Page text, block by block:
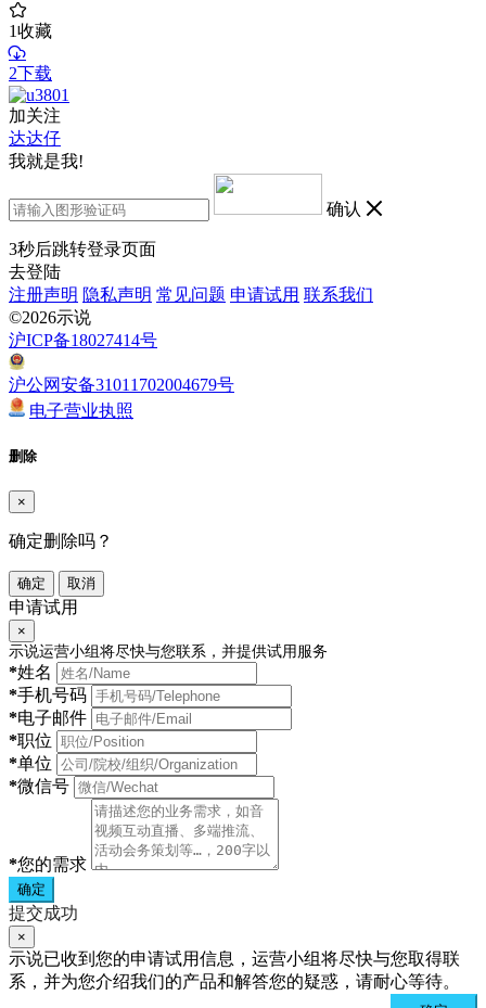
1收藏
2下载
加关注
达达仔
我就是我!
确认
3秒后跳转登录页面
去登陆
注册声明 隐私声明 常见问题 申请试用 联系我们
©2026示说
沪ICP备18027414号
沪公网安备31011702004679号
电子营业执照
删除
×
确定删除吗？
确定 取消
申请试用
×
示说运营小组将尽快与您联系，并提供试用服务
*姓名
*手机号码
*电子邮件
*职位
*单位
*微信号
*您的需求
确定
提交成功
×
示说已收到您的申请试用信息，运营小组将尽快与您取得联
系，并为您介绍我们的产品和解答您的疑惑，请耐心等待。